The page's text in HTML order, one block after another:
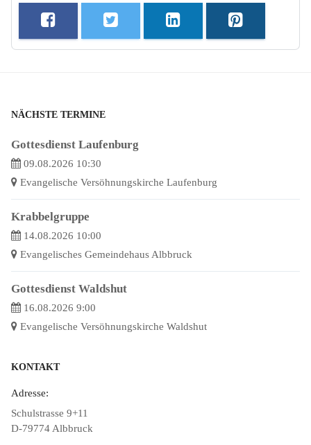
NÄCHSTE TERMINE
Gottesdienst Laufenburg
09.08.2026 10:30
Evangelische Versöhnungskirche Laufenburg
Krabbelgruppe
14.08.2026 10:00
Evangelisches Gemeindehaus Albbruck
Gottesdienst Waldshut
16.08.2026 9:00
Evangelische Versöhnungskirche Waldshut
KONTAKT
Adresse:
Schulstrasse 9+11
D-79774 Albbruck